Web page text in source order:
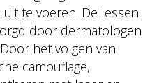
te voeren. De lessen
door dermatologen
het volgen van
camouflage,